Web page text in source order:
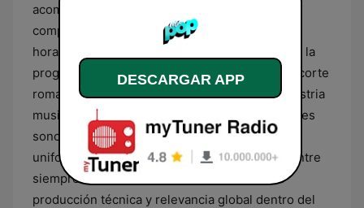
acompañamiento, donde la música es el
componente principal durante las veinticuatro
horas del día. Además de los ritmos dinámicos, la
programación incluye baladas pop y temas de corte
romántico que han marcado la pauta en la industria
musical reciente. La organización de sus bloques
sonoros busca proporcionar continuidad y
uniformidad, asegurando que el oyente encuentre
siempre una selección de canciones de alta
producción técnica y relevancia global dentro del
DESCARGAR APP